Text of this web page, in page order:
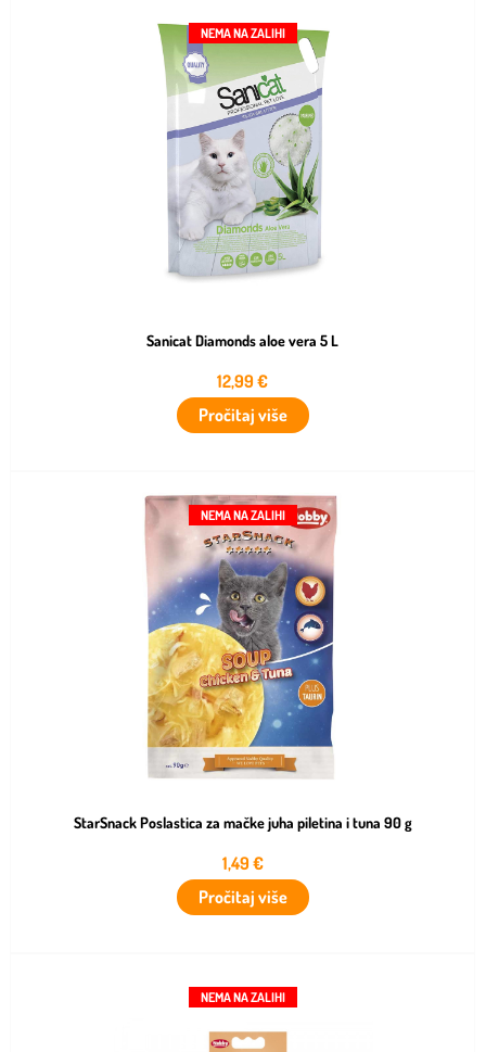
NEMA NA ZALIHI
Sanicat Diamonds aloe vera 5 L
12,99€
Pročitaj više
NEMA NA ZALIHI
StarSnack Poslastica za mačke juha piletina i tuna 90 g
1,49€
Pročitaj više
NEMA NA ZALIHI